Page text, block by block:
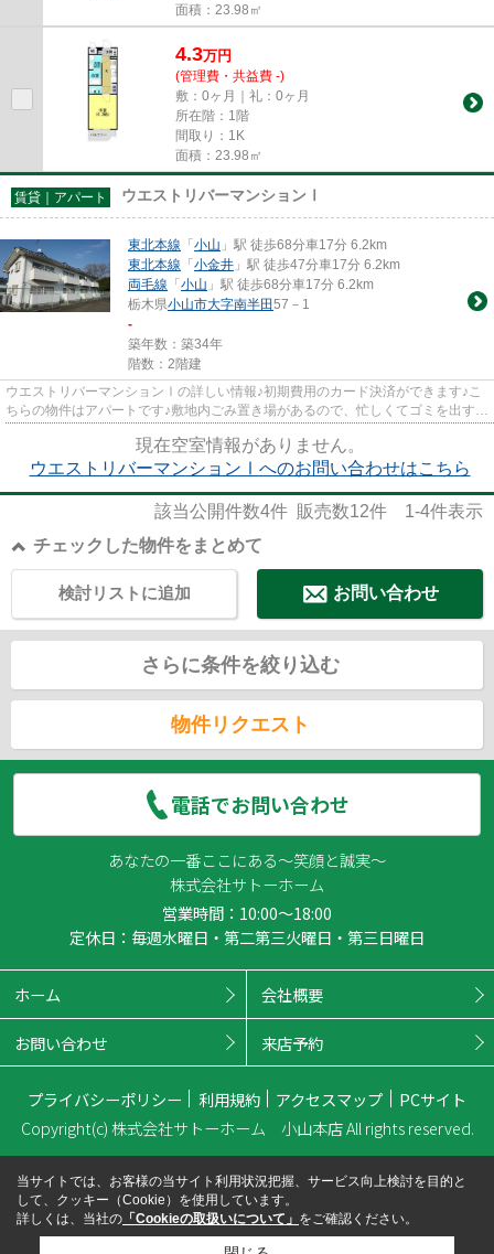
面積：23.98㎡
4.3万円
(管理費・共益費 -)
敷：0ヶ月｜礼：0ヶ月
所在階：1階
間取り：1K
面積：23.98㎡
賃貸｜アパート ウエストリバーマンションⅠ
東北本線 「小山 」駅 徒歩68分車17分 6.2km
東北本線 「小金井 」駅 徒歩47分車17分 6.2km
両毛線 「小山 」駅 徒歩68分車17分 6.2km
栃木県小山市大字南半田57－1
-
築年数：築34年
階数：2階建
ウエストリバーマンションⅠの詳しい情報♪初期費用のカード決済ができます♪こ
ちらの物件はアパートです♪敷地内ごみ置き場があるので、忙しくてゴミを出す時
間がないという方も安心です♪...
現在空室情報がありません。
ウエストリバーマンションⅠへのお問い合わせはこちら
該当公開件数4件 販売数12件 1-4件表示
チェックした物件をまとめて
お問い合わせ
検討リストに追加
さらに条件を絞り込む
物件リクエスト
電話でお問い合わせ
あなたの一番ここにある～笑顔と誠実～
株式会社サトーホーム
営業時間：10:00～18:00
定休日：毎週水曜日・第二第三火曜日・第三日曜日
ホーム 会社概要
お問い合わせ 来店予約
プライバシーポリシー 利用規約 アクセスマップ
PCサイト
Copyright(c) 株式会社サトーホーム 小山本店 All rights reserved.
当サイトでは、お客様の当サイト利用状況把握、サービス向上検討を目的と
して、クッキー（Cookie）を使用しています。
詳しくは、当社の 「Cookieの取扱いについて」 をご確認ください。